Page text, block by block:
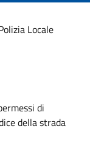
Locale
di
della strada